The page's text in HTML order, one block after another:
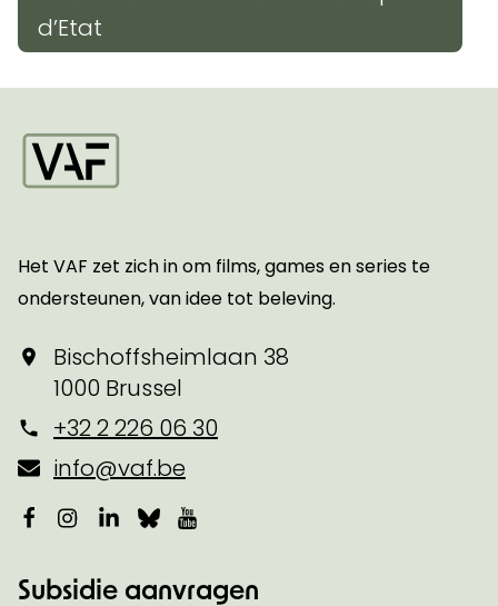
d’Etat
Het VAF zet zich in om films, games en series te
ondersteunen, van idee tot beleving.
Bischoffsheimlaan 38
1000 Brussel
+32 2 226 06 30
info@vaf.be
Facebook
Instagram
LinkedIn
Bluesky
Subsidie aanvragen